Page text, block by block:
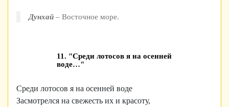
Дунхай – Восточное море.
11. "Среди лотосов я на осенней
воде…"
Среди лотосов я на осенней воде
Засмотрелся на свежесть их и красоту,